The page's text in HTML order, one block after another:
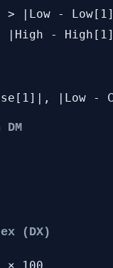
> |Low -
|High -
|Low -
(DX)